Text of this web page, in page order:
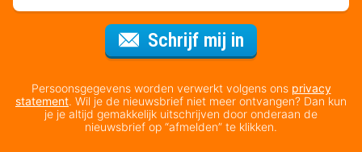
Schrijf mij in
Persoonsgegevens worden verwerkt volgens ons privacy
statement. Wil je de nieuwsbrief niet meer ontvangen? Dan kun
je je altijd gemakkelijk uitschrijven door onderaan de
nieuwsbrief op “afmelden” te klikken.